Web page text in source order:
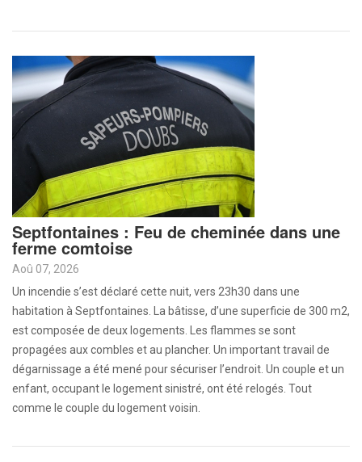
Septfontaines : Feu de cheminée dans une
ferme comtoise
Aoû 07, 2026
Un incendie s’est déclaré cette nuit, vers 23h30 dans une
habitation à Septfontaines. La bâtisse, d’une superficie de 300 m2,
est composée de deux logements. Les flammes se sont
propagées aux combles et au plancher. Un important travail de
dégarnissage a été mené pour sécuriser l’endroit. Un couple et un
enfant, occupant le logement sinistré, ont été relogés. Tout
comme le couple du logement voisin.